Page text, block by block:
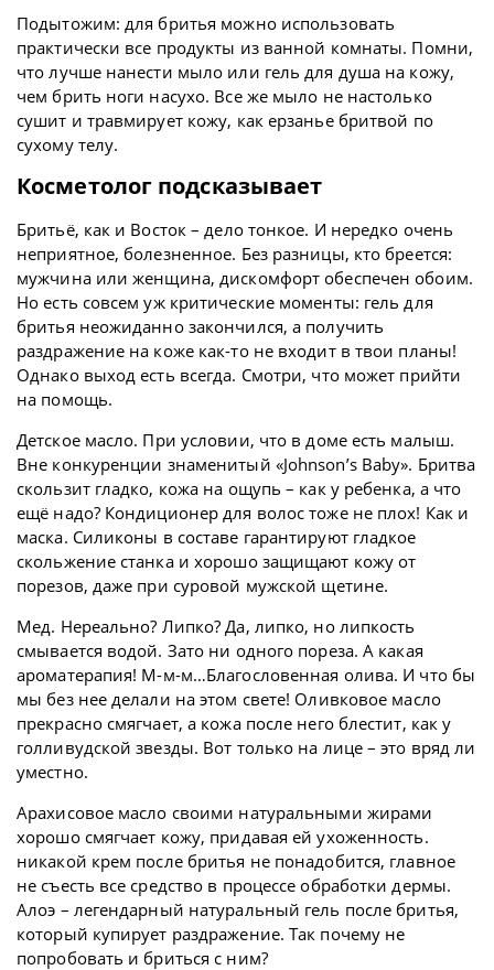
Подытожим: для бритья можно использовать
практически все продукты из ванной комнаты. Помни,
что лучше нанести мыло или гель для душа на кожу,
чем брить ноги насухо. Все же мыло не настолько
сушит и травмирует кожу, как ерзанье бритвой по
сухому телу.
Косметолог подсказывает
Бритьё, как и Восток – дело тонкое. И нередко очень
неприятное, болезненное. Без разницы, кто бреется:
мужчина или женщина, дискомфорт обеспечен обоим.
Но есть совсем уж критические моменты: гель для
бритья неожиданно закончился, а получить
раздражение на коже как-то не входит в твои планы!
Однако выход есть всегда. Смотри, что может прийти
на помощь.
Детское масло. При условии, что в доме есть малыш.
Вне конкуренции знаменитый «Johnson’s Baby». Бритва
скользит гладко, кожа на ощупь – как у ребенка, а что
ещё надо? Кондиционер для волос тоже не плох! Как и
маска. Силиконы в составе гарантируют гладкое
скольжение станка и хорошо защищают кожу от
порезов, даже при суровой мужской щетине.
Мед. Нереально? Липко? Да, липко, но липкость
смывается водой. Зато ни одного пореза. А какая
ароматерапия! М-м-м…Благословенная олива. И что бы
мы без нее делали на этом свете! Оливковое масло
прекрасно смягчает, а кожа после него блестит, как у
голливудской звезды. Вот только на лице – это вряд ли
уместно.
Арахисовое масло своими натуральными жирами
хорошо смягчает кожу, придавая ей ухоженность.
никакой крем после бритья не понадобится, главное
не съесть все средство в процессе обработки дермы.
Алоэ – легендарный натуральный гель после бритья,
который купирует раздражение. Так почему не
попробовать и бриться с ним?